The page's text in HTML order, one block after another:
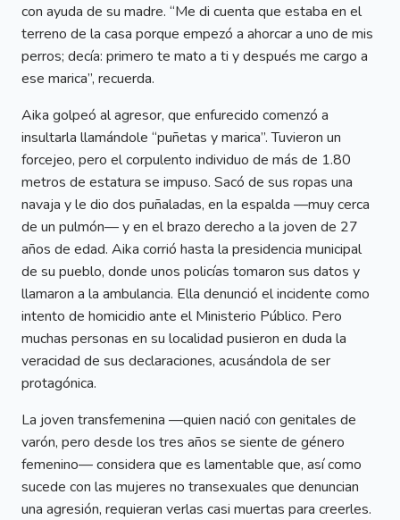
con ayuda de su madre. “Me di cuenta que estaba en el
terreno de la casa porque empezó a ahorcar a uno de mis
perros; decía: primero te mato a ti y después me cargo a
ese marica”, recuerda.
Aika golpeó al agresor, que enfurecido comenzó a
insultarla llamándole “puñetas y marica”. Tuvieron un
forcejeo, pero el corpulento individuo de más de 1.80
metros de estatura se impuso. Sacó de sus ropas una
navaja y le dio dos puñaladas, en la espalda —muy cerca
de un pulmón— y en el brazo derecho a la joven de 27
años de edad. Aika corrió hasta la presidencia municipal
de su pueblo, donde unos policías tomaron sus datos y
llamaron a la ambulancia. Ella denunció el incidente como
intento de homicidio ante el Ministerio Público. Pero
muchas personas en su localidad pusieron en duda la
veracidad de sus declaraciones, acusándola de ser
protagónica.
La joven transfemenina —quien nació con genitales de
varón, pero desde los tres años se siente de género
femenino— considera que es lamentable que, así como
sucede con las mujeres no transexuales que denuncian
una agresión, requieran verlas casi muertas para creerles.